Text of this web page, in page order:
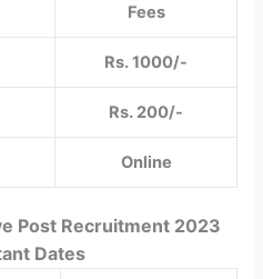
Fees
Rs. 1000/-
Rs. 200/-
Online
Post Recruitment 2023
Dates